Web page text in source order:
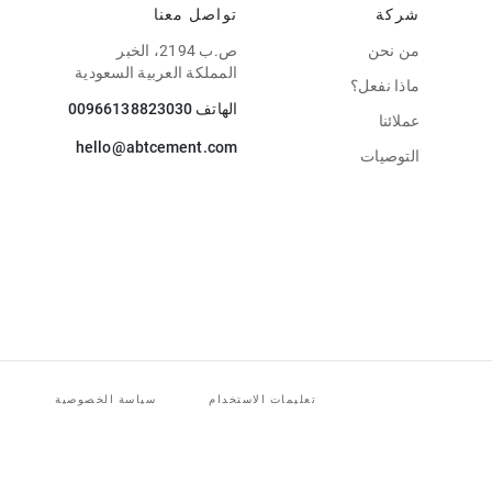
شركة
من نحن
ماذا نفعل؟
عملائنا
التوصيات
تواصل معنا
ص.ب 2194، الخبر
المملكة العربية السعودية
الهاتف
hello@abtcement.com
تعليمات الاستخدام سياسة الخصوصية